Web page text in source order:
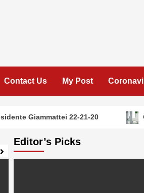
Contact Us My Post
Giammattei 22-21-20
Editor’s Picks